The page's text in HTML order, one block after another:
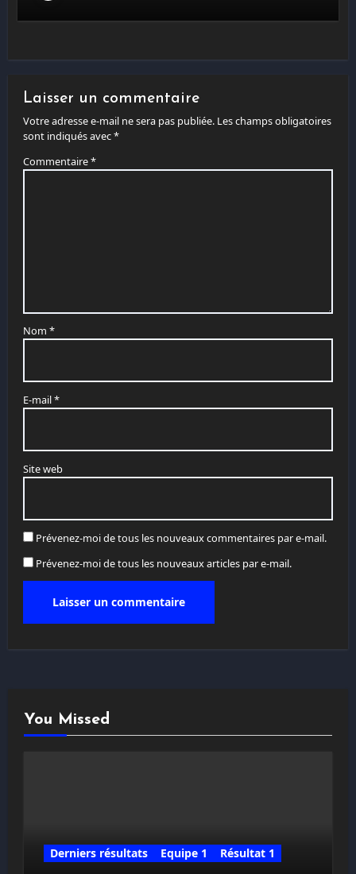
Laisser un commentaire
Votre adresse e-mail ne sera pas publiée. Les champs obligatoires
sont indiqués avec*
Commentaire*
Nom *
E-mail*
Site web
Prévenez-moi de tous les nouveaux commentaires par e-mail.
Prévenez-moi de tous les nouveaux articles par e-mail.
You Missed
Derniers résultats Equipe 1
Résultat 1